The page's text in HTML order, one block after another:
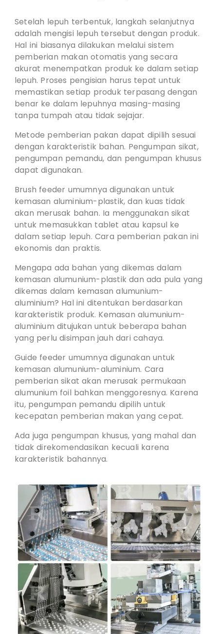
Setelah lepuh terbentuk, langkah selanjutnya
adalah mengisi lepuh tersebut dengan produk.
Hal ini biasanya dilakukan melalui sistem
pemberian makan otomatis yang secara
akurat menempatkan produk ke dalam setiap
lepuh. Proses pengisian harus tepat untuk
memastikan setiap produk terpasang dengan
benar ke dalam lepuhnya masing-masing
tanpa tumpah atau tidak sejajar.
Metode pemberian pakan dapat dipilih sesuai
dengan karakteristik bahan. Pengumpan sikat,
pengumpan pemandu, dan pengumpan khusus
dapat digunakan.
Brush feeder umumnya digunakan untuk
kemasan aluminium-plastik, dan kuas tidak
akan merusak bahan. Ia menggunakan sikat
untuk memasukkan tablet atau kapsul ke
dalam setiap lepuh. Cara pemberian pakan ini
ekonomis dan praktis.
Mengapa ada bahan yang dikemas dalam
kemasan alumunium-plastik dan ada pula yang
dikemas dalam kemasan alumunium-
aluminium? Hal ini ditentukan berdasarkan
karakteristik produk. Kemasan alumunium-
aluminium ditujukan untuk beberapa bahan
yang perlu disimpan jauh dari cahaya.
Guide feeder umumnya digunakan untuk
kemasan alumunium-aluminium. Cara
pemberian sikat akan merusak permukaan
alumunium foil bahkan menggoresnya. Karena
itu, pengumpan pemandu dipilih untuk
kecepatan pemberian makan yang cepat.
Ada juga pengumpan khusus, yang mahal dan
tidak direkomendasikan kecuali karena
karakteristik bahannya.